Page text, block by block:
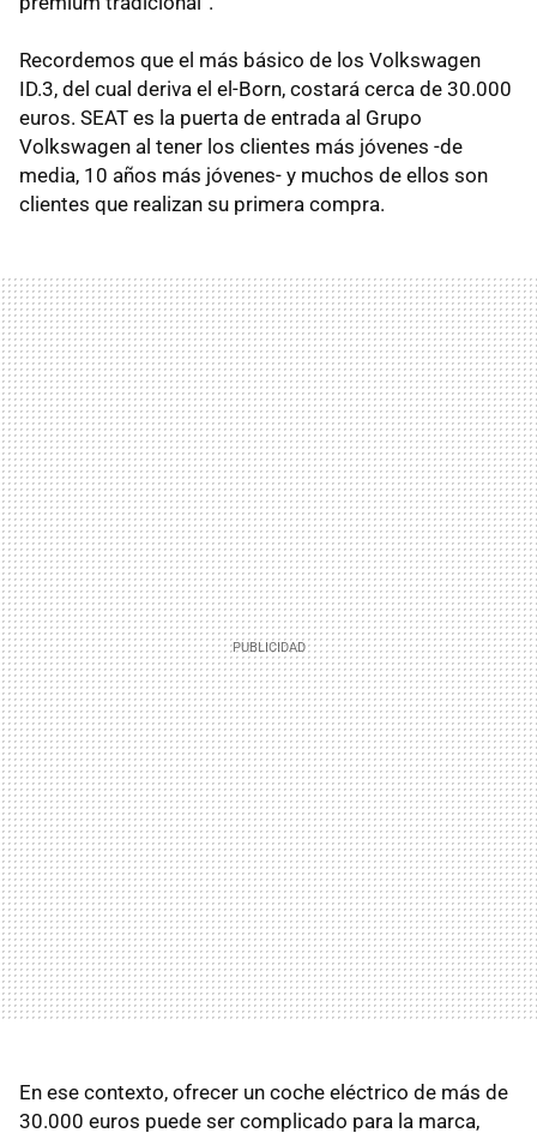
Recordemos que el más básico de los Volkswagen
ID.3, del cual deriva el el-Born, costará cerca de 30.000
euros. SEAT es la puerta de entrada al Grupo
Volkswagen al tener los clientes más jóvenes -de
media, 10 años más jóvenes- y muchos de ellos son
clientes que realizan su primera compra.
En ese contexto, ofrecer un coche eléctrico de más de
30.000 euros puede ser complicado para la marca,